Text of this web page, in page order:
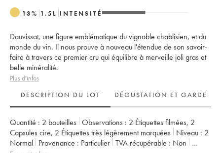
13% 1.5 L INTENSITÉ
Dauvissat, une figure emblématique du vignoble chablisien, et du
monde du vin. Il nous prouve à nouveau l'étendue de son savoir-
faire à travers ce premier cru qui équilibre à merveille joli gras et
belle minéralité.
Plus d'infos
DESCRIPTION DU LOT
DÉGUSTATION ET GARDE
Quantité : 2 bouteilles Observations : 2 Étiquettes filmées, 2
Capsules cire, 2 Étiquettes très légèrement marquées Niveau : 2
Normal
Provenance : particulier TVA récupérable :
non